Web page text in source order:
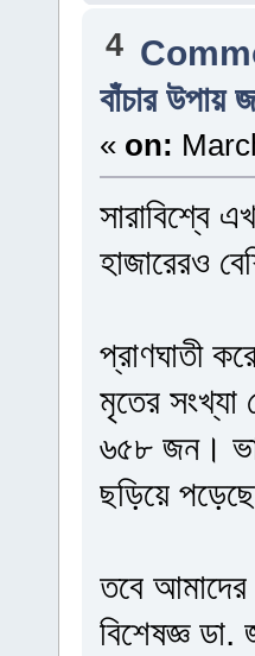
4
বাঁচার উপায়
« on:
সারাবিশ্বে
হাজারেরও
প্রাণঘাতী
মৃতের সংখ্যা
৬৫৮ জন।
ছড়িয়ে
তবে আমাদের
বিশেষজ্ঞ ডা.